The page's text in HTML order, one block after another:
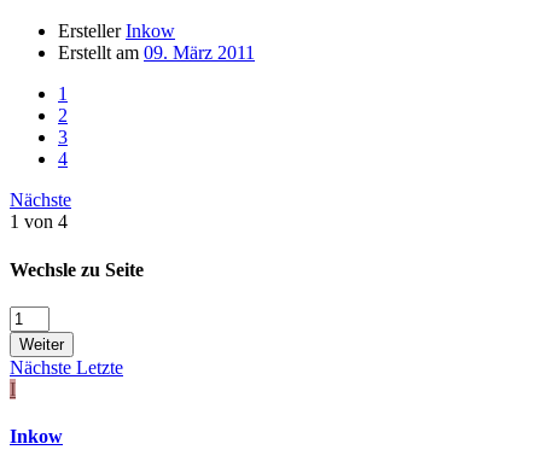
Ersteller Inkow
Erstellt am 09. März 2011
1
2
3
4
Nächste
1 von 4
Wechsle zu Seite
Weiter
Nächste Letzte
I
Inkow